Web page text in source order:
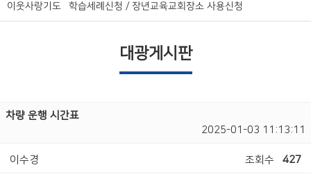
이웃사랑기도 학습세례신청 / 장년교육교회장소 사용신청
대광게시판
차량 운행 시간표
2025-01-03 11:13:11
이수경 조회수 427